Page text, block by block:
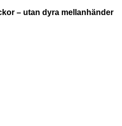
– utan dyra mellanhänder